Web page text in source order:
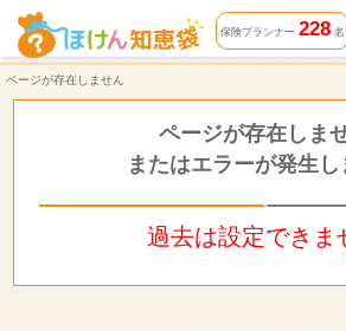
ページが存在しません | ほけん知恵袋
保険プランナー 228名
ページが存在しません
ページが存在しま
またはエラーが発生し
過去は設定できま